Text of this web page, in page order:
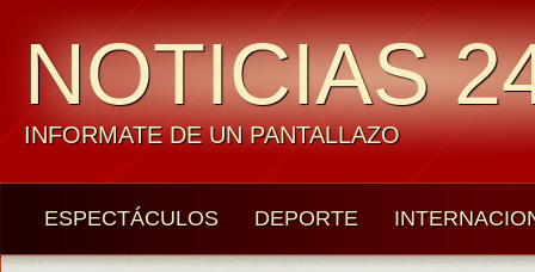
NOTICIAS
INFORMATE DE UN PANTALLAZO
ESPECTÁCULOS DEPORTE